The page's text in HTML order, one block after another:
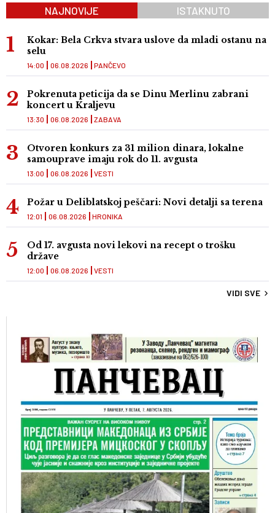
NAJNOVIJE ISTAKNUTO
Kokar: Bela Crkva stvara uslove da mladi ostanu na
selu
PANČEVO
14:00 06.08.2026
Pokrenuta peticija da se Dinu Merlinu zabrani
koncert u Kraljevu
ZABAVA
13:30 06.08.2026
Otvoren konkurs za 31 milion dinara, lokalne
samouprave imaju rok do 11. avgusta
VESTI
13:00 06.08.2026
Požar u Deliblatskoj peščari: Novi detalji sa terena
HRONIKA
12:01 06.08.2026
Od 17. avgusta novi lekovi na recept o trošku
države
VESTI
12:00 06.08.2026
VIDI SVE